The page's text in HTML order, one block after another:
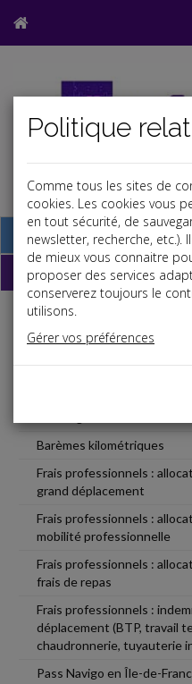
Base documentaire
La paye
Salaires et cotisations
Avantage en nature
Avantage en nature repas
Barèmes kilométriques
Frais professionnels :
grand déplacement
Frais professionnels :
mobilité professionnelle
Frais professionnels :
frais de repas
Frais professionnels :
déplacement (BTP, travail
chaudronnerie, tuyauterie
Pass Navigo en Île-de-
Comme tous les sites de
cookies. Les cookies vous
en tout sécurité, de
newsletter, recherche,
de mieux vous connaitre
proposer des services
conserverez toujours le
utilisons.
Gérer vos préférences